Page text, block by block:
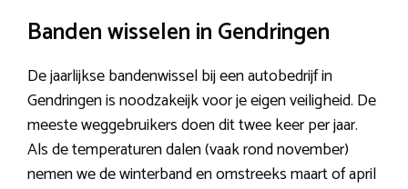
Banden wisselen in Gendringen
De jaarlijkse bandenwissel bij een autobedrijf in
Gendringen is noodzakeijk voor je eigen veiligheid. De
meeste weggebruikers doen dit twee keer per jaar.
Als de temperaturen dalen (vaak rond november)
nemen we de winterband en omstreeks maart of april